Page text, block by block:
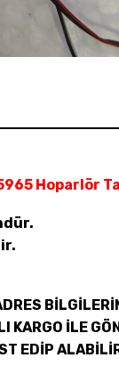
Hoparlör
KARGO İLE
EDİP